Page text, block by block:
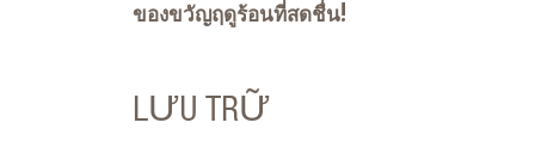
ของขวัญฤดูร้อนที่สดชื่น!
LƯU TRỮ